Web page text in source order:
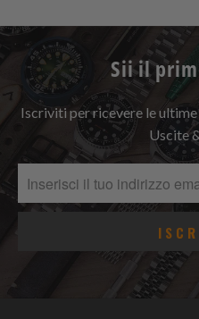
Sii il
Iscriviti per ricevere le
Uscite